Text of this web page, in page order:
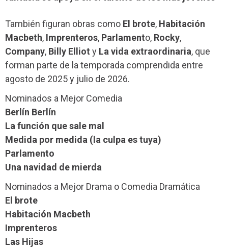
También figuran obras como El brote, Habitación
Macbeth, Imprenteros, Parlamento, Rocky,
Company, Billy Elliot y La vida extraordinaria, que
forman parte de la temporada comprendida entre
agosto de 2025 y julio de 2026.
Nominados a Mejor Comedia
Berlín Berlín
La función que sale mal
Medida por medida (la culpa es tuya)
Parlamento
Una navidad de mierda
Nominados a Mejor Drama o Comedia Dramática
El brote
Habitación Macbeth
Imprenteros
Las Hijas